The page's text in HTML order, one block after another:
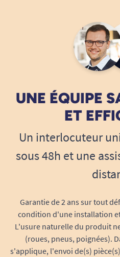
UNE ÉQUIPE
ET
Un interlocuteur
sous 48h et une
Garantie de 2 ans sur tout
condition d'une installation
L'usure naturelle du produit
(roues, pneus, poignées).
s'applique, l'envoi de(s)